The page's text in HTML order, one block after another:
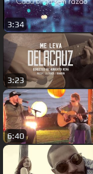
3:34
3:23
6:40